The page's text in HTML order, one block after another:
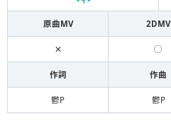
原曲MV 2DMV
✕ ◯
作詞 作曲
鬱P 鬱P